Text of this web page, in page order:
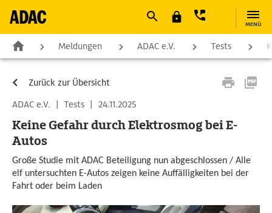
MENÜ
Meldungen ADAC e.V. Tests
Zurück zur Übersicht
ADAC e.V.
| Tests | 24.11.2025
Keine Gefahr durch Elektrosmog bei E-
Autos
Große Studie mit ADAC Beteiligung nun abgeschlossen / Alle
elf untersuchten E-Autos zeigen keine Auffälligkeiten bei der
Fahrt oder beim Laden